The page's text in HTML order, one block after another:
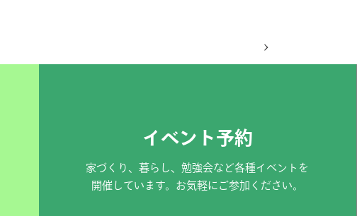
イベント予約
家づくり、暮らし、勉強会など各種イベントを
開催しています。お気軽にご参加ください。